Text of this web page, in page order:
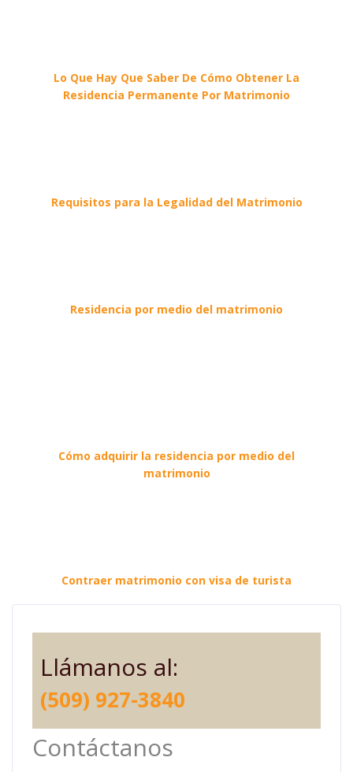
Lo Que Hay Que Saber De Cómo Obtener La
Residencia Permanente Por Matrimonio
Requisitos para la Legalidad del Matrimonio
Residencia por medio del matrimonio
Cómo adquirir la residencia por medio del
matrimonio
Contraer matrimonio con visa de turista
Llámanos al:
(509) 927-3840
Contáctanos